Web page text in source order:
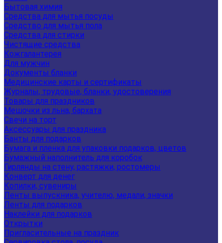
Бытовая химия
Средства для мытья посуды
Средство для мытья пола
Средства для стирки
Чистящие средства
Кожгалантерея
Для мужчин
Документы бланки
Медицинские карты и сертификаты
Журналы, трудовые, бланки, удостоверения
Товары для праздников
Мешочки из льна, бархата
Свечи на торт
Аксессуары для праздника
Банты для подарков
Бумага и пленка для упаковки подарков, цветов
Бумажный наполнитель для коробок
Гирлянды на стену, растяжки, ростомеры
Конверт для денег
Копилки, сувениры
Ленты выпускника, учителю, медали, значки
Ленты для подарков
Наклейки для подарков
Открытки
Пригласительные на праздник